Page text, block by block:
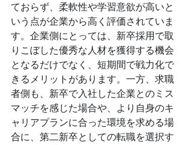
ておらず、柔軟性や学習意欲が高いと
いう点が企業から高く評価されていま
す。企業側にとっては、新卒採用で取
りこぼした優秀な人材を獲得する機会
となるだけでなく、短期間で戦力化で
きるメリットがあります。一方、求職
者側も、新卒で入社した企業とのミス
マッチを感じた場合や、より自身のキ
ャリアプランに合った環境を求める場
合に、第二新卒としての転職を選択す